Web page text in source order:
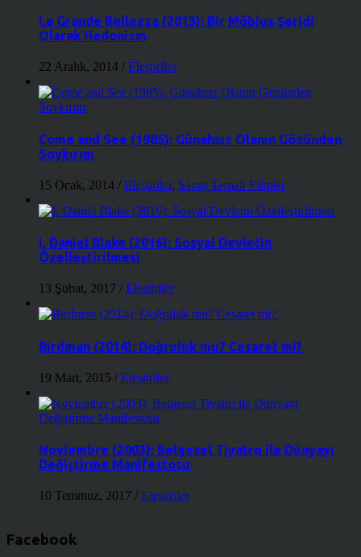
La Grande Bellezza (2013): Bir Möbius Şeridi
Olarak Hedonizm
22 Aralık, 2014 / Eleştiriler
Come and See (1985): Günahsız Olanın Gözünden
Soykırım
15 Ocak, 2014 / Eleştiriler, Savaş Temalı Filmler
I, Daniel Blake (2016): Sosyal Devletin
Özelleştirilmesi
13 Şubat, 2017 / Eleştiriler
Birdman (2014): Doğruluk mu? Cesaret mi?
19 Mart, 2015 / Eleştiriler
Noviembre (2003): Belgesel Tiyatro ile Dünyayı
Değiştirme Manifestosu
10 Temmuz, 2017 / Eleştiriler
Facebook